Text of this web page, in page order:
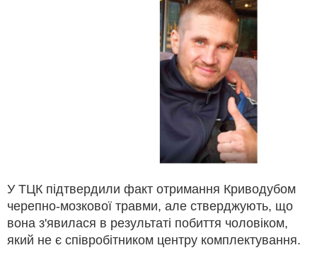
У ТЦК підтвердили факт отримання Криводубом
черепно-мозкової травми, але стверджують, що
вона з'явилася в результаті побиття чоловіком,
який не є співробітником центру комплектування.